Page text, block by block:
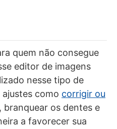
quem não consegue
editor de imagens
nesse tipo de
como corrigir ou
, branquear os dentes e
a favorecer sua